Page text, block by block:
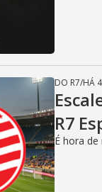
DO R7/HÁ
R7
É hora